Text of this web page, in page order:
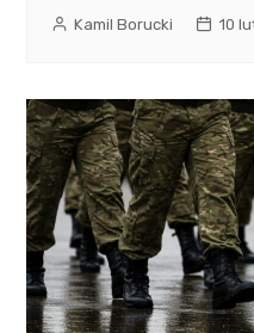
Kamil Borucki 10